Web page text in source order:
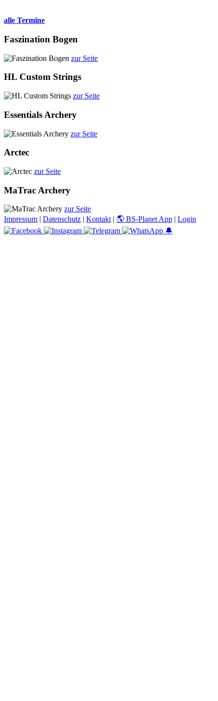
alle Termine
Faszination Bogen
zur Seite
HL Custom Strings
zur Seite
Essentials Archery
zur Seite
Arctec
zur Seite
MaTrac Archery
zur Seite
Impressum | Datenschutz | Kontakt | 🌎 BS-Planet App | Login
🔔